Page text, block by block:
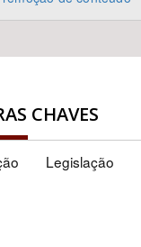
CHAVES
Legislação